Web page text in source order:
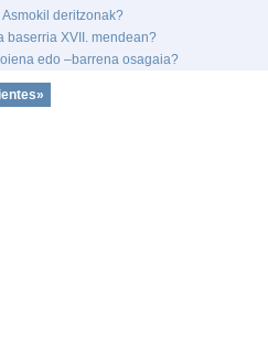
deritzonak?
baserria XVII. mendean?
edo –barrena osagaia?